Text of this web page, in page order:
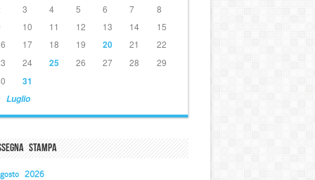
Luglio
3 4 5 6 7
8
10 11 12 13 14
15
17 18 19 20 21
22
24 25 26 27 28
29
31
Stampa
2026